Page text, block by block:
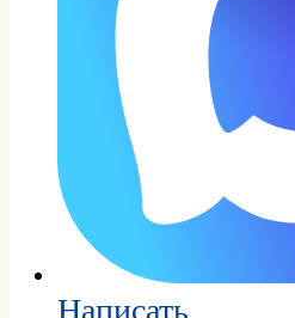
Написать